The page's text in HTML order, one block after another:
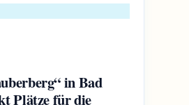
in Bad
Plätze für die